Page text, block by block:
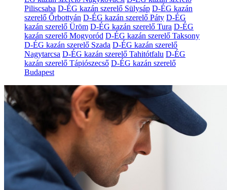
Piliscsaba D-ÉG kazán szerelő Sülysáp D-ÉG kazán
szerelő Őrbottyán D-ÉG kazán szerelő Páty D-ÉG
kazán szerelő Üröm D-ÉG kazán szerelő Tura D-ÉG
kazán szerelő Mogyoród D-ÉG kazán szerelő Taksony
D-ÉG kazán szerelő Szada D-ÉG kazán szerelő
Nagytarcsa D-ÉG kazán szerelő Tahitótfalu D-ÉG
kazán szerelő Tápiószecső D-ÉG kazán szerelő
Budapest